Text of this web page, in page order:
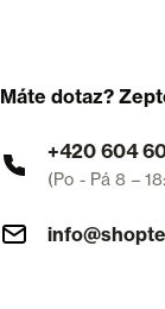
Máte dotaz?
+420 604
(Po - Pá 8 –